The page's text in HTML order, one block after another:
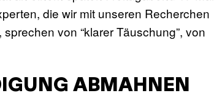
die wir mit unseren Recherchen
von “klarer Täuschung”, von
ABMAHNEN